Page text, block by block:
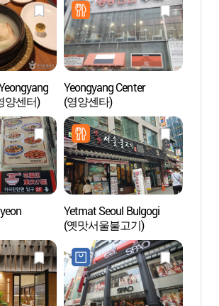
양센터)
Yeongyang Center
(영양센타)
Yetmat Seoul Bulgogi
(옛맛서울불고기)